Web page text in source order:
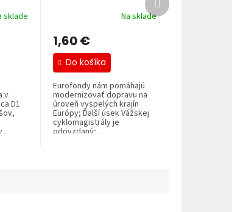
sklade
v
D1
Na sklade
1,60 €
Do košíka
Eurofondy nám pomáhajú
modernizovať dopravu na
úroveň vyspelých krajín
Európy; Ďalší úsek Vážskej
cyklomagistrály je
odovzdaný;...
produkt